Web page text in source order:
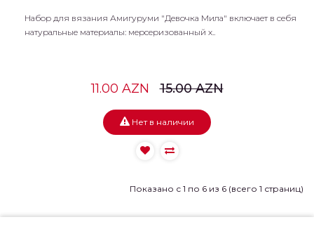
Набор для вязания Амигуруми "Девочка Мила" включает в себя
натуральные материалы: мерсеризованный х..
11.00 AZN 15.00 AZN
Нет в наличии
Показано с 1 по 6 из 6 (всего 1 страниц)